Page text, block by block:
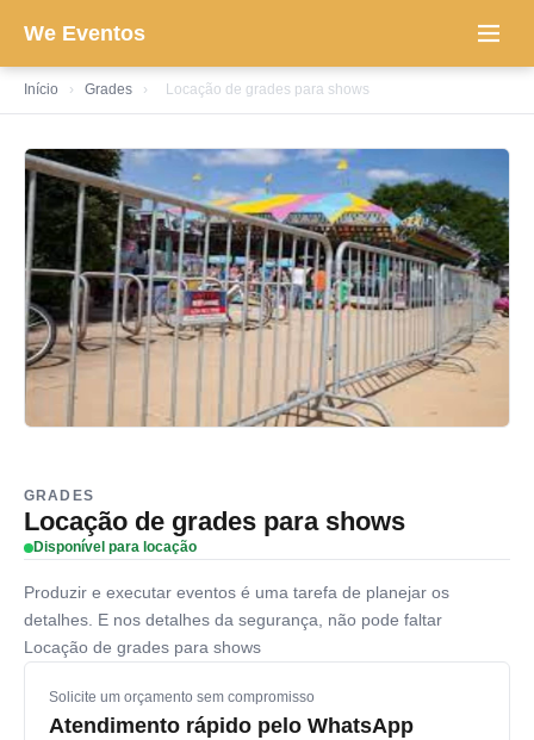
We Eventos
Início › Grades › Locação de grades para shows
GRADES
Locação de grades para shows
Disponível para locação
Produzir e executar eventos é uma tarefa de planejar os
detalhes. E nos detalhes da segurança, não pode faltar
Locação de grades para shows
Solicite um orçamento sem compromisso
Atendimento rápido pelo WhatsApp